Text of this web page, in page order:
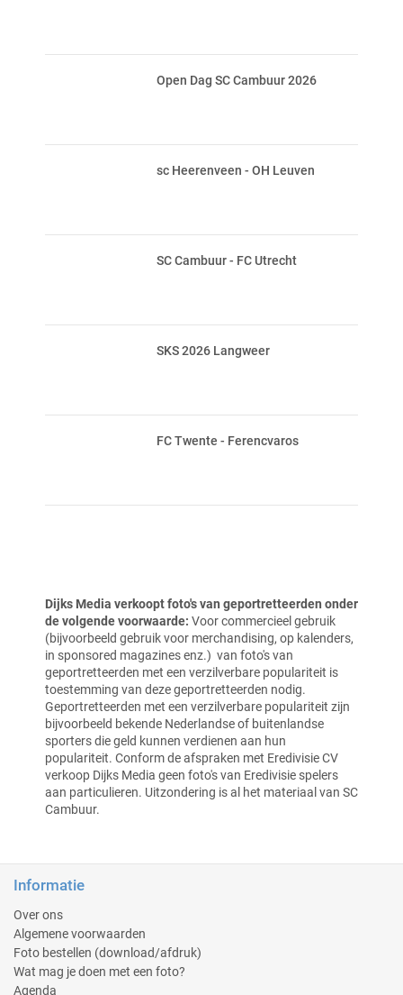
Open Dag SC Cambuur 2026
sc Heerenveen - OH Leuven
SC Cambuur - FC Utrecht
SKS 2026 Langweer
FC Twente - Ferencvaros
Dijks Media verkoopt foto's van geportretteerden onder
de volgende voorwaarde: Voor commercieel gebruik
(bijvoorbeeld gebruik voor merchandising, op kalenders,
in sponsored magazines enz.) van foto'svan
geportretteerden met een verzilverbare populariteit is
toestemming van deze geportretteerden nodig.
Geportretteerden met een verzilverbare populariteit zijn
bijvoorbeeld bekende Nederlandse of buitenlandse
sporters die geld kunnen verdienen aan hun
populariteit. Conform de afspraken met Eredivisie CV
verkoop Dijks Media geen foto's van Eredivisie spelers
aan particulieren. Uitzondering is al het materiaal van SC
Cambuur.
Informatie
Over ons
Algemene voorwaarden
Foto bestellen (download/afdruk)
Wat mag je doen met een foto?
Agenda